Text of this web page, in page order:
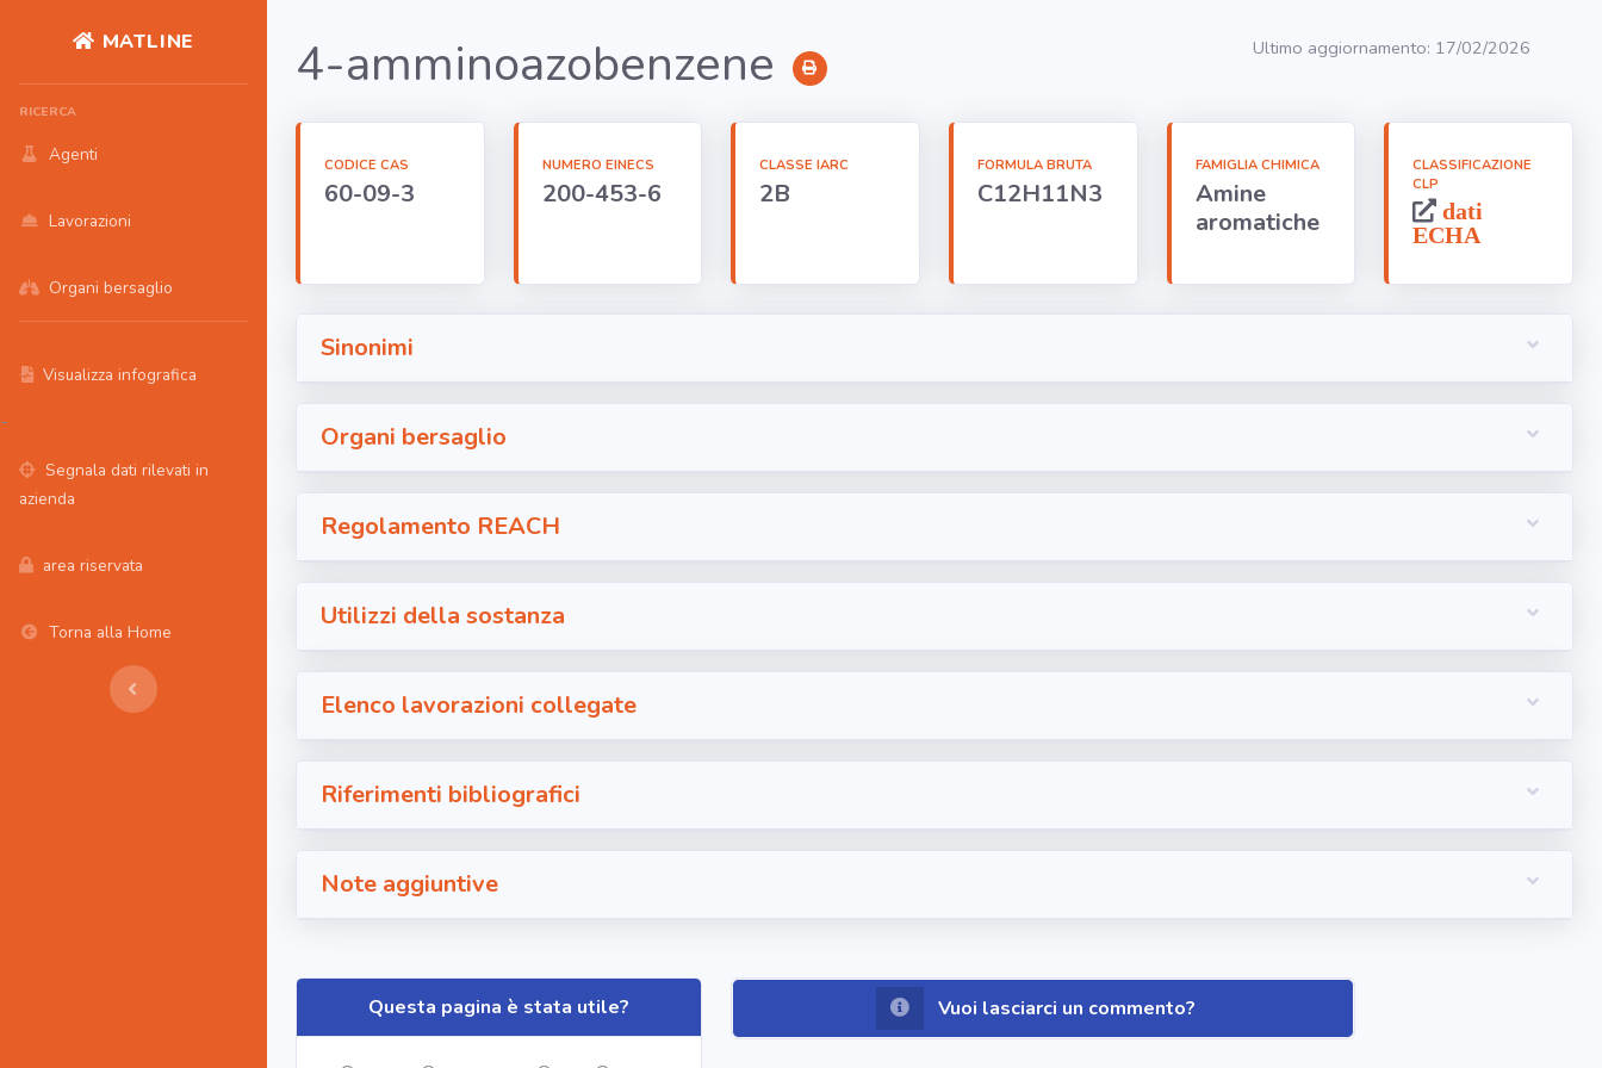
MATLINE
RICERCA
Agenti
Lavorazioni
Organi bersaglio
Visualizza infografica
-
Segnala dati rilevati in
azienda
area riservata
Torna alla Home
4-amminoazobenzene Ultimo aggiornamento: 17/02/2026
CODICE CAS
60-09-3
NUMERO EINECS
200-453-6
CLASSE IARC
2B
FORMULA BRUTA
C12H11N3
FAMIGLIA CHIMICA
Amine
aromatiche
CLASSIFICAZIONE
CLP
dati
ECHA
Sinonimi
Organi bersaglio
Regolamento REACH
Utilizzi della sostanza
Elenco lavorazioni collegate
Riferimenti bibliografici
Note aggiuntive
Questa pagina è stata utile? Vuoi lasciarci un commento?